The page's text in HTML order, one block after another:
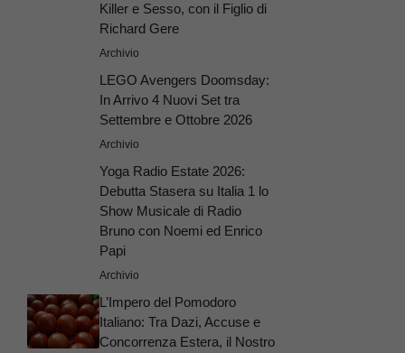
Killer e Sesso, con il Figlio di
Richard Gere
Archivio
LEGO Avengers Doomsday:
In Arrivo 4 Nuovi Set tra
Settembre e Ottobre 2026
Archivio
Yoga Radio Estate 2026:
Debutta Stasera su Italia 1 lo
Show Musicale di Radio
Bruno con Noemi ed Enrico
Papi
Archivio
L’Impero del Pomodoro
Italiano: Tra Dazi, Accuse e
Concorrenza Estera, il Nostro